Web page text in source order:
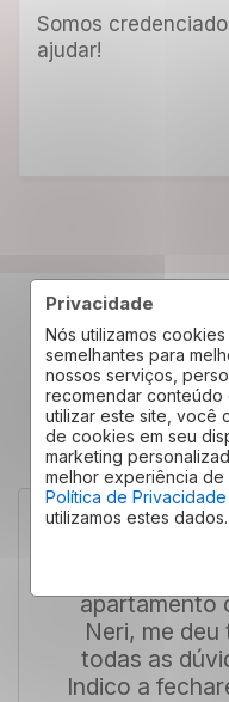
Privacidade
Nós utilizamos
semelhantes para
nossos serviços,
recomendar conteúdo
utilizar este site, você
de cookies em seu
marketing
melhor experiência de
Política de Privacidade
utilizamos estes dados.
Somos
ajudar!
Confira
de quem
Excelente!
apartamento
Neri, me
todas as
Indico a